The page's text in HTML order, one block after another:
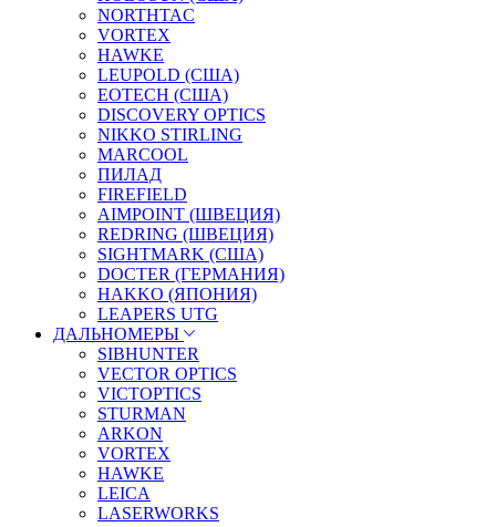
NORTHTAC
VORTEX
HAWKE
LEUPOLD (США)
EOTECH (США)
DISCOVERY OPTICS
NIKKO STIRLING
MARCOOL
ПИЛАД
FIREFIELD
AIMPOINT (ШВЕЦИЯ)
REDRING (ШВЕЦИЯ)
SIGHTMARK (США)
DOCTER (ГЕРМАНИЯ)
HAKKO (ЯПОНИЯ)
LEAPERS UTG
ДАЛЬНОМЕРЫ
SIBHUNTER
VECTOR OPTICS
VICTOPTICS
STURMAN
ARKON
VORTEX
HAWKE
LEICA
LASERWORKS